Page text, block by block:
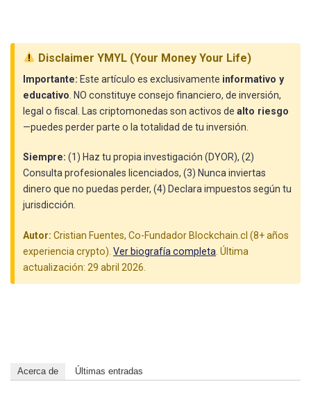
Disclaimer YMYL (Your Money Your Life)
Importante: Este artículo es exclusivamente informativo y
educativo . NO constituye consejo financiero, de inversión,
legal o fiscal. Las criptomonedas son activos de alto riesgo
—puedes perder parte o la totalidad de tu inversión.
Siempre: (1) Haz tu propia investigación (DYOR), (2)
Consulta profesionales licenciados, (3) Nunca inviertas
dinero que no puedas perder, (4) Declara impuestos según tu
jurisdicción.
Autor: Cristian Fuentes, Co-Fundador Blockchain.cl (8+ años
experiencia crypto). Ver biografía completa . Última
actualización: 29 abril 2026.
Acerca de Últimas entradas